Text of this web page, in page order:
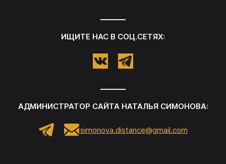
ИЩИТЕ НАС В СОЦ.СЕТЯХ:
АДМИНИСТРАТОР САЙТА НАТАЛЬЯ СИМОНОВА:
simonova.distance@gmail.com